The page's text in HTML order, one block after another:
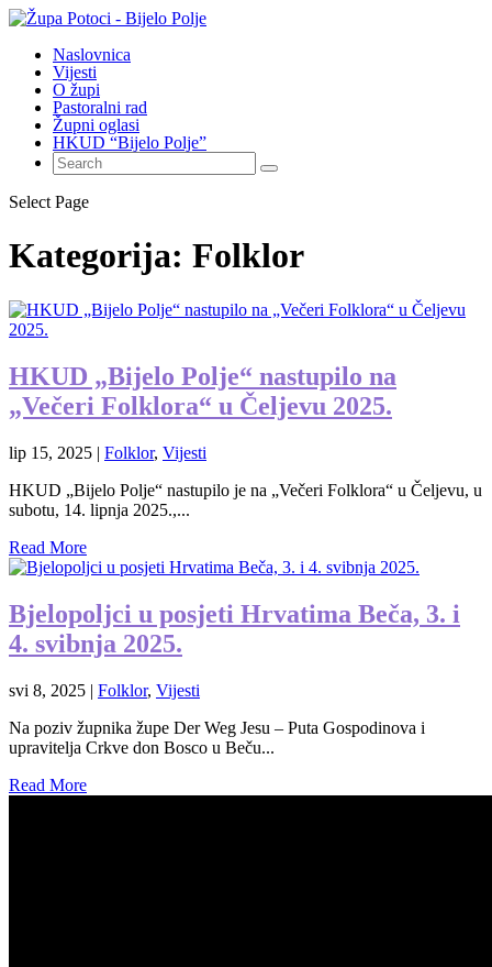
Naslovnica
Vijesti
O župi
Pastoralni rad
Župni oglasi
HKUD “Bijelo Polje”
Select Page
Kategorija: Folklor
HKUD „Bijelo Polje“ nastupilo na
„Večeri Folklora“ u Čeljevu 2025.
lip 15, 2025 | Folklor, Vijesti
HKUD „Bijelo Polje“ nastupilo je na „Večeri Folklora“ u Čeljevu, u
subotu, 14. lipnja 2025.,...
Read More
Bjelopoljci u posjeti Hrvatima Beča, 3. i
4. svibnja 2025.
svi 8, 2025 | Folklor, Vijesti
Na poziv župnika župe Der Weg Jesu – Puta Gospodinova i
upravitelja Crkve don Bosco u Beču...
Read More